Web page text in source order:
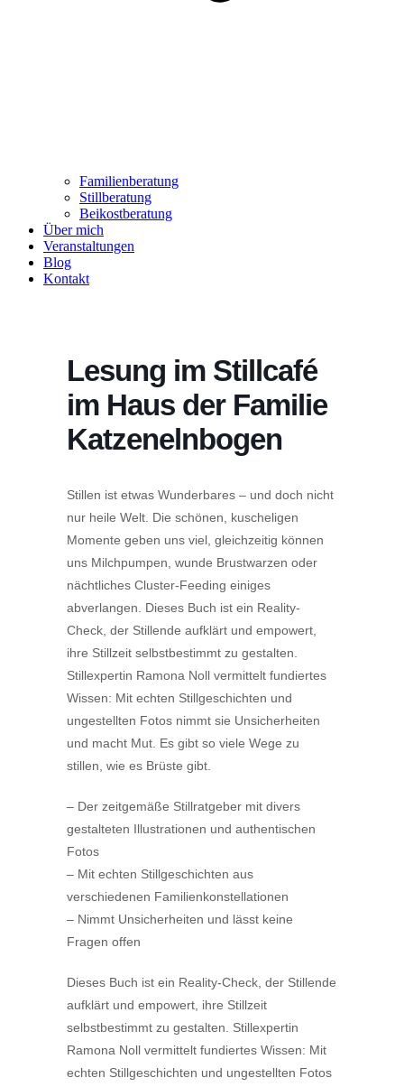
Familienberatung
Stillberatung
Beikostberatung
Über mich
Veranstaltungen
Blog
Kontakt
Lesung im Stillcafé
im Haus der Familie
Katzenelnbogen
Stillen ist etwas Wunderbares – und doch nicht
nur heile Welt. Die schönen, kuscheligen
Momente geben uns viel, gleichzeitig können
uns Milchpumpen, wunde Brustwarzen oder
nächtliches Cluster-Feeding einiges
abverlangen. Dieses Buch ist ein Reality-
Check, der Stillende aufklärt und empowert,
ihre Stillzeit selbstbestimmt zu gestalten.
Stillexpertin Ramona Noll vermittelt fundiertes
Wissen: Mit echten Stillgeschichten und
ungestellten Fotos nimmt sie Unsicherheiten
und macht Mut. Es gibt so viele Wege zu
stillen, wie es Brüste gibt.
– Der zeitgemäße Stillratgeber mit divers
gestalteten Illustrationen und authentischen
Fotos
– Mit echten Stillgeschichten aus
verschiedenen Familienkonstellationen
– Nimmt Unsicherheiten und lässt keine
Fragen offen
Dieses Buch ist ein Reality-Check, der Stillende
aufklärt und empowert, ihre Stillzeit
selbstbestimmt zu gestalten. Stillexpertin
Ramona Noll vermittelt fundiertes Wissen: Mit
echten Stillgeschichten und ungestellten Fotos